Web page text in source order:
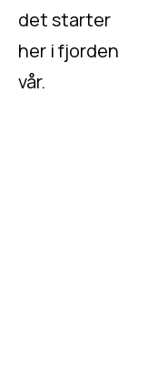
det starter
her i fjorden
vår.